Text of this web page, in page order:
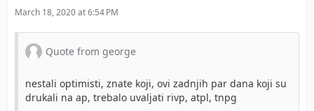
March 18, 2020 at 6:54 PM
Quote from george
nestali optimisti, znate koji, ovi zadnjih par dana koji su
drukali na ap, trebalo uvaljati rivp, atpl, tnpg